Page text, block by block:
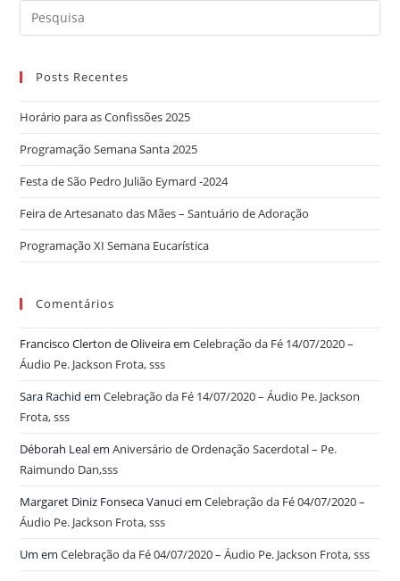
Search
for:
Posts Recentes
Horário para as Confissões 2025
Programação Semana Santa 2025
Festa de São Pedro Julião Eymard -2024
Feira de Artesanato das Mães – Santuário de Adoração
Programação XI Semana Eucarística
Comentários
Francisco Clerton de OliveiraemCelebração da Fé 14/07/2020 –
Áudio Pe. Jackson Frota, sss
Sara Rachid emCelebração da Fé 14/07/2020 – Áudio Pe. Jackson
Frota, sss
Déborah LealemAniversário de Ordenação Sacerdotal – Pe.
Raimundo Dan,sss
Margaret Diniz Fonseca VanuciemCelebração da Fé 04/07/2020 –
Áudio Pe. Jackson Frota, sss
Um emCelebração da Fé 04/07/2020 – Áudio Pe. Jackson Frota, sss